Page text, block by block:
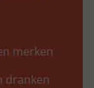
merken
dranken